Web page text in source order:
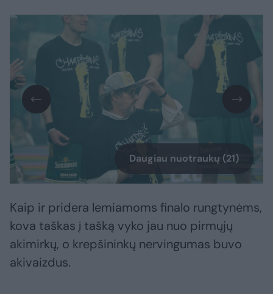
Daugiau nuotraukų (21)
Kaip ir pridera lemiamoms finalo rungtynėms,
kova taškas į tašką vyko jau nuo pirmųjų
akimirkų, o krepšininkų nervingumas buvo
akivaizdus.